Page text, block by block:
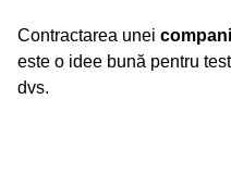
Contractarea unei
este o idee bună pentru
dvs.